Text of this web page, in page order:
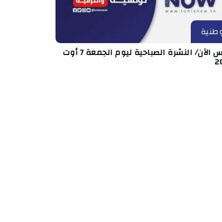
تونس الآن/ النشرة الصباحية ليوم الجمعة 7 أوت